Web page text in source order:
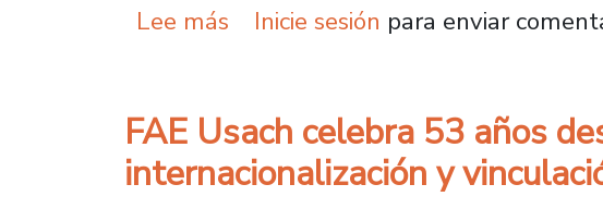
Lee más sobre Investigadores FAE
Inicie sesión para enviar
FAE Usach celebra 53 años
internacionalización y